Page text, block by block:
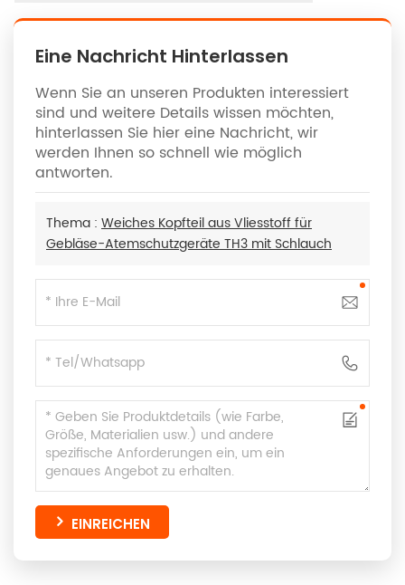
Eine Nachricht Hinterlassen
Wenn Sie an unseren Produkten interessiert
sind und weitere Details wissen möchten,
hinterlassen Sie hier eine Nachricht, wir
werden Ihnen so schnell wie möglich
antworten.
Thema : Weiches Kopfteil aus Vliesstoff für
Gebläse-Atemschutzgeräte TH3 mit Schlauch
EINREICHEN